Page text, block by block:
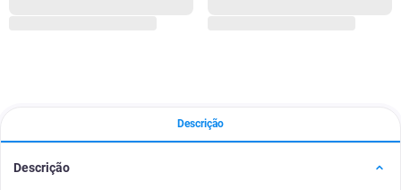
Descrição
Descrição